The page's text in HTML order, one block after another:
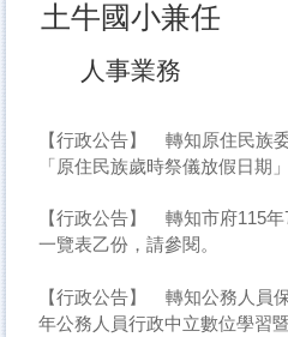
土牛國小兼任
人事業務
【行政公告】
轉知原住民族
「原住民族歲時祭儀放假日期
【行政公告】
轉知市府115
一覽表乙份，請參閱。
【行政公告】
轉知公務人員
年公務人員行政中立數位學習